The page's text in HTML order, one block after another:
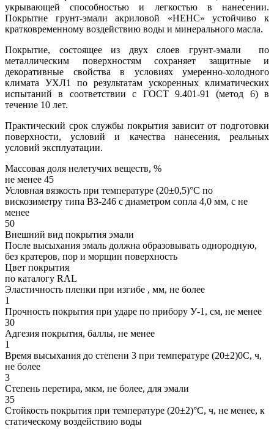
укрывающей способностью и легкостью в нанесении.
Покрытие грунт-эмали акриловой «НЕНС» устойчиво к
кратковременному воздействию воды и минерального масла.
Покрытие, состоящее из двух слоев грунт-эмали по
металлическим поверхностям сохраняет защитные и
декоративные свойства в условиях умеренно-холодного
климата УХЛ1 по результатам ускоренных климатических
испытаний в соответствии с ГОСТ 9.401-91 (метод 6) в
течение 10 лет.
Практический срок службы покрытия зависит от подготовки
поверхности, условий и качества нанесения, реальных
условий эксплуатации.
Массовая доля нелетучих веществ, %
не менее 45
Условная вязкость при температуре (20±0,5)°С по
вискозиметру типа ВЗ-246 с диаметром сопла 4,0 мм, с не
менее
50
Внешний вид покрытия эмали
После высыхания эмаль должна образовывать однородную,
без кратеров, пор и морщин поверхность
Цвет покрытия
по каталогу RAL
Эластичность пленки при изгибе , мм, не более
1
Прочность покрытия при ударе по прибору У-1, см, не менее
30
Адгезия покрытия, баллы, не менее
1
Время высыхания до степени 3 при температуре (20±2)0С, ч,
не более
3
Степень перетира, мкм, не более, для эмали
35
Стойкость покрытия при температуре (20±2)°С, ч, не менее, к
статическому воздействию воды